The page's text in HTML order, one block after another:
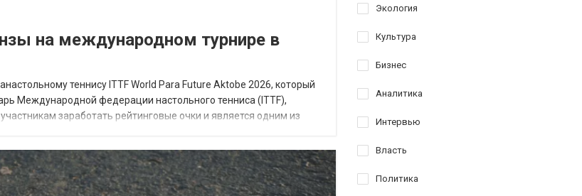
на международном турнире в
теннису ITTF World Para Future Aktobe 2026, который
Международной федерации настольного тенниса (ITTF),
заработать рейтинговые очки и является одним из
Экология
Культура
Бизнес
Аналитика
Интервью
Власть
Политика